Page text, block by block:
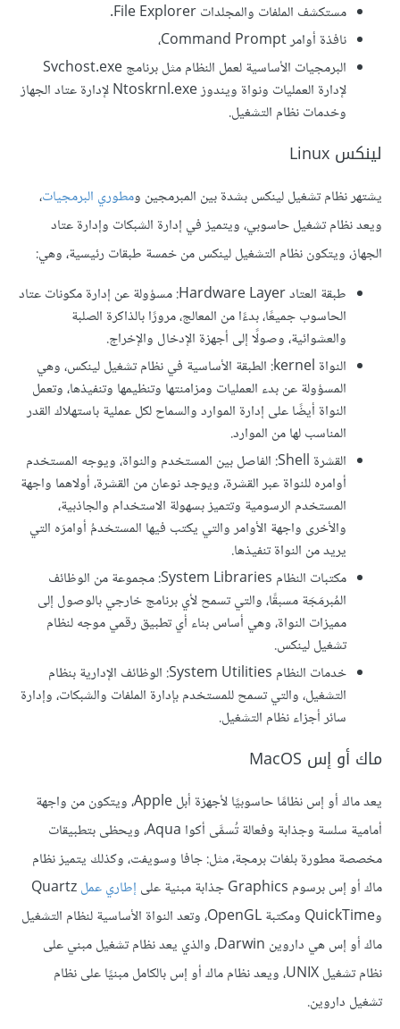
مستكشف الملفات والمجلدات File Explorer.
نافذة أوامر Command Prompt،
البرمجيات الأساسية لعمل النظام مثل برنامج Svchost.exe
لإدارة العمليات ونواة ويندوز Ntoskrnl.exe لإدارة عتاد الجهاز
وخدمات نظام التشغيل.
لينكس Linux
يشتهر نظام تشغيل لينكس بشدة بين المبرمجين ومطوري البرمجيات،
ويعد نظام تشغيل حاسوبي، ويتميز في إدارة الشبكات وإدارة عتاد
الجهاز، ويتكون نظام التشغيل لينكس من خمسة طبقات رئيسية، وهي:
طبقة العتاد Hardware Layer: مسؤولة عن إدارة مكونات عتاد
الحاسوب جميعًا، بدءًا من المعالج، مرورًا بالذاكرة الصلبة
والعشوائية، وصولًا إلى أجهزة الإدخال والإخراج.
النواة kernel: الطبقة الأساسية في نظام تشغيل لينكس، وهي
المسؤولة عن بدء العمليات ومزامنتها وتنظيمها وتنفيذها، وتعمل
النواة أيضًا على إدارة الموارد والسماح لكل عملية باستهلاك القدر
المناسب لها من الموارد.
القشرة Shell: الفاصل بين المستخدم والنواة، ويوجه المستخدم
أوامره للنواة عبر القشرة، ويوجد نوعان من القشرة، أولاهما واجهة
المستخدم الرسومية وتتميز بسهولة الاستخدام والجاذبية،
والأخرى واجهة الأوامر والتي يكتب فيها المستخدمُ أوامرَه التي
يريد من النواة تنفيذها.
مكتبات النظام System Libraries: مجموعة من الوظائف
المُبرمَجَة مسبقًا، والتي تسمح لأي برنامج خارجي بالوصول إلى
مميزات النواة، وهي أساس بناء أي تطبيق رقمي موجه لنظام
تشغيل لينكس.
خدمات النظام System Utilities: الوظائف الإدارية بنظام
التشغيل، والتي تسمح للمستخدم بإدارة الملفات والشبكات، وإدارة
سائر أجزاء نظام التشغيل.
ماك أو إس MacOS
يعد ماك أو إس نظامًا حاسوبيًا لأجهزة أبل Apple، ويتكون من واجهة
أمامية سلسة وجذابة وفعالة تُسمَّى أكوا Aqua، ويحظى بتطبيقات
مخصصة مطورة بلغات برمجة، مثل: جافا وسويفت، وكذلك يتميز نظام
ماك أو إس برسوم Graphics جذابة مبنية على
إطاري عملQuartz
وQuickTime ومكتبة OpenGL، وتعد النواة الأساسية لنظام التشغيل
ماك أو إس هي داروين Darwin، والذي يعد نظام تشغيل مبني على
نظام تشغيل UNIX، ويعد نظام ماك أو إس بالكامل مبنيًا على نظام
تشغيل داروين.